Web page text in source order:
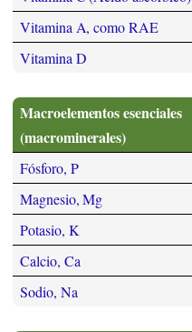
Vitamina A, como RAE
Vitamina D
Macroelementos esenciales
(macrominerales)
Fósforo, P
Magnesio, Mg
Potasio, K
Calcio, Ca
Sodio, Na